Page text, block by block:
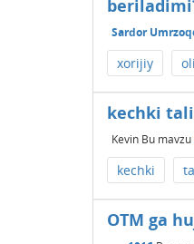
Sardor
xorijiy
kechki
Kevin Bu mavzu
kechki
OTM ga